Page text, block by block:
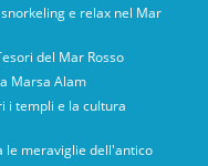
e relax nel Mar
del Mar Rosso
Marsa Alam
i templi e la cultura
le meraviglie dell'antico